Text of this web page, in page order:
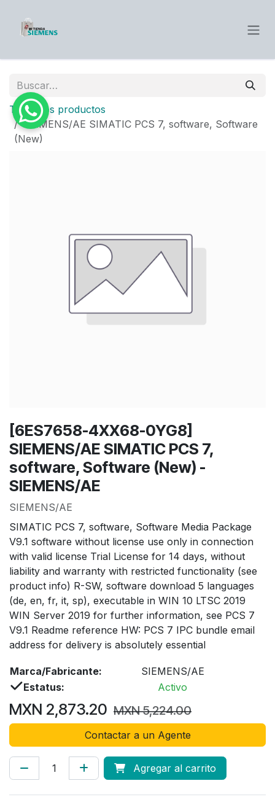
Todos los productos
SIEMENS/AE SIMATIC PCS 7, software, Software
(New)
[6ES7658-4XX68-0YG8]
SIEMENS/AE SIMATIC PCS 7,
software, Software (New) -
SIEMENS/AE
SIEMENS/AE
SIMATIC PCS 7, software, Software Media Package
V9.1 software without license use only in connection
with valid license Trial License for 14 days, without
liability and warranty with restricted functionality (see
product info) R-SW, software download 5 languages
(de, en, fr, it, sp), executable in WIN 10 LTSC 2019
WIN Server 2019 for further information, see PCS 7
V9.1 Readme reference HW: PCS 7 IPC bundle email
address for delivery is absolutely essential
Marca/Fabricante:
SIEMENS/AE
Estatus:
Activo
MXN 2,873.20 MXN5,224.00
Contactar a un Agente
Agregar al carrito